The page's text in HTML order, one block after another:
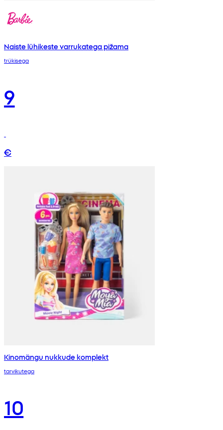
Naiste lühikeste varrukatega pižama
trükisega
9
€
Kinomängu nukkude komplekt
tarvikutega
10